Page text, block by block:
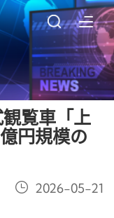
覧車「上
円規模の
2026-05-21